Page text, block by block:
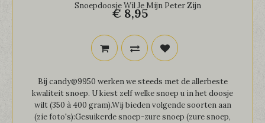
Snoepdoosje Wil Je Mijn Peter Zijn
€ 8,95
Bij candy@9950 werken we steeds met de allerbeste
kwaliteit snoep. U kiest zelf welke snoep u in het doosje
wilt (350 à 400 gram).Wij bieden volgende soorten aan
(zie foto's):Gesuikerde snoep-zure snoep (zure snoep,